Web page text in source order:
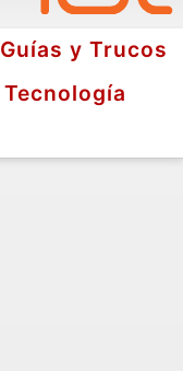
Guías y Trucos
Tecnología